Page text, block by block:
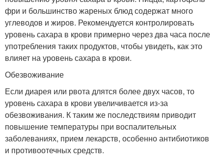
фри и большинство жареных блюд содержат много
углеводов и жиров. Рекомендуется контролировать
уровень сахара в крови примерно через два часа после
употребления таких продуктов, чтобы увидеть, как это
влияет на уровень сахара в крови.
Обезвоживание
Если диарея или рвота длятся более двух часов, то
уровень сахара в крови увеличивается из-за
обезвоживания. К таким же последствиям приводит
повышение температуры при воспалительных
заболеваниях, прием лекарств, особенно антибиотиков
и противоотечных средств.